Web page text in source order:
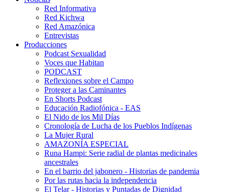
Red Informativa
Red Kichwa
Red Amazónica
Entrevistas
Producciones
Podcast Sexualidad
Voces que Habitan
PODCAST
Reflexiones sobre el Campo
Proteger a las Caminantes
En Shorts Podcast
Educación Radiofónica - EAS
El Nido de los Mil Días
Cronología de Lucha de los Pueblos Indígenas
La Mujer Rural
AMAZONÍA ESPECIAL
Runa Hampi: Serie radial de plantas medicinales
ancestrales
En el barrio del jabonero - Historias de pandemia
Por las rutas hacia la independencia
El Telar - Historias y Puntadas de Dignidad